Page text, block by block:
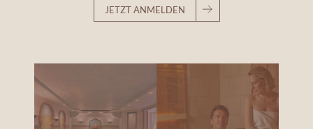
JETZT ANMELDEN